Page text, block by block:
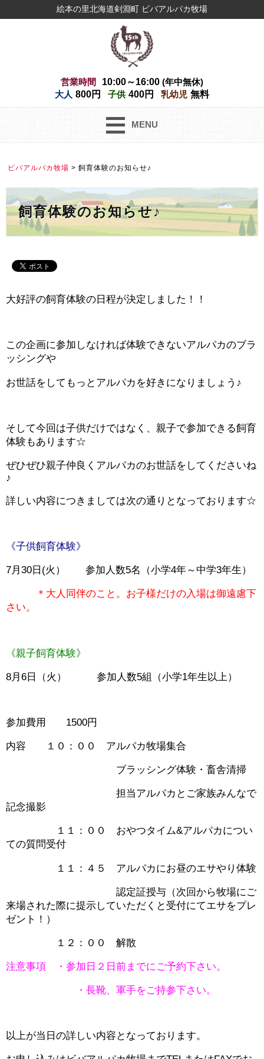
絵本の里北海道剣淵町 ビバアルパカ牧場
営業時間 10:00～16:00 (年中無休)
大人 800円 子供 400円 乳幼児 無料
MENU
ビバアルパカ牧場 > 飼育体験のお知らせ♪
飼育体験のお知らせ♪
大好評の飼育体験の日程が決定しました！！
この企画に参加しなければ体験できないアルパカのブラ
ッシングや
お世話をしてもっとアルパカを好きになりましょう♪
そして今回は子供だけではなく、親子で参加できる飼育
体験もあります☆
ぜひぜひ親子仲良くアルパカのお世話をしてくださいね
♪
詳しい内容につきましては次の通りとなっております☆
《子供飼育体験》
7月30日(火） 参加人数5名（小学4年～中学3年生）
＊大人同伴のこと。お子様だけの入場は御遠慮下
さい。
《親子飼育体験》
8月6日（火） 参加人数5組（小学1年生以上）
参加費用 1500円
内容 １０：００ アルパカ牧場集合
ブラッシング体験・畜舎清掃
担当アルパカとご家族みんなで
記念撮影
１１：００ おやつタイム&アルパカについ
ての質問受付
１１：４５ アルパカにお昼のエサやり体験
認定証授与（次回から牧場にご
来場された際に提示していただくと受付にてエサをプレ
ゼント！）
１２：００ 解散
注意事項 ・参加日２日前までにご予約下さい。
・長靴、軍手をご持参下さい。
以上が当日の詳しい内容となっております。